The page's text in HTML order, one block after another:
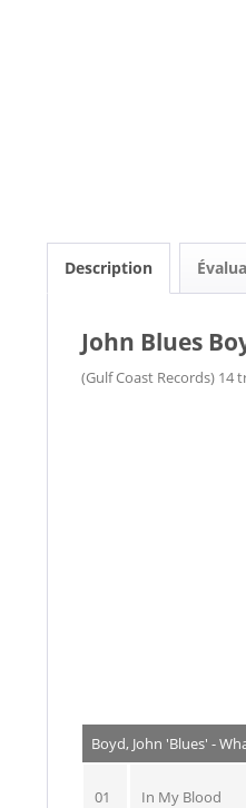
Description
John Blues
(Gulf Coast Records) 14
Boyd, John 'Blues' -
01 In My Blood